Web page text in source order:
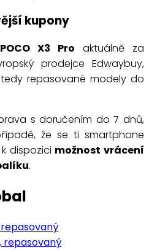
kupony
POCO X3 Pro aktuálně za
prodejce Edwaybuy,
repasované modely do
s doručením do 7 dnů,
že se ti smartphone
dispozici možnost vrácení
.
repasovaný
repasovaný